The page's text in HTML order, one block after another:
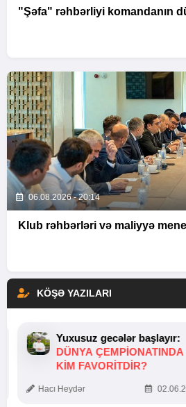
"Şəfa" rəhbərliyi komandanın
06.08.2026 - 20:14
Klub rəhbərləri və maliyyə
KÖŞƏ YAZILARI
Yuxusuz gecələr başlayır:
DÜNYA ÇEMPIONATINDA
KIM FAVORITDIR?
Hacı Heydər